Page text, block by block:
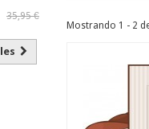
35,95 €
Mostrando 1 - 2